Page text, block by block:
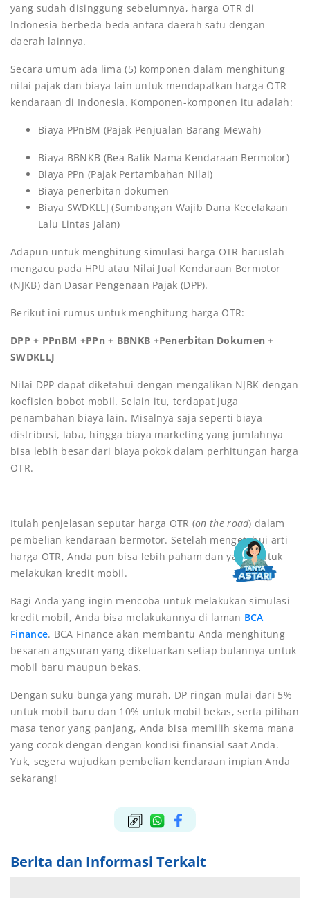
yang sudah disinggung sebelumnya, harga OTR di
Indonesia berbeda-beda antara daerah satu dengan
daerah lainnya.
Secara umum ada lima (5) komponen dalam menghitung
nilai pajak dan biaya lain untuk mendapatkan harga OTR
kendaraan di Indonesia. Komponen-komponen itu adalah:
Biaya PPnBM (Pajak Penjualan Barang Mewah)
Biaya BBNKB (Bea Balik Nama Kendaraan Bermotor)
Biaya PPn (Pajak Pertambahan Nilai)
Biaya penerbitan dokumen
Biaya SWDKLLJ (Sumbangan Wajib Dana Kecelakaan
Lalu Lintas Jalan)
Adapun untuk menghitung simulasi harga OTR haruslah
mengacu pada HPU atau Nilai Jual Kendaraan Bermotor
(NJKB) dan Dasar Pengenaan Pajak (DPP).
Berikut ini rumus untuk menghitung harga OTR:
DPP + PPnBM +PPn + BBNKB +Penerbitan Dokumen +
SWDKLLJ
Nilai DPP dapat diketahui dengan mengalikan NJBK dengan
koefisien bobot mobil. Selain itu, terdapat juga
penambahan biaya lain. Misalnya saja seperti biaya
distribusi, laba, hingga biaya marketing yang jumlahnya
bisa lebih besar dari biaya pokok dalam perhitungan harga
OTR.
Itulah penjelasan seputar harga OTR (on the road) dalam
pembelian kendaraan bermotor. Setelah mengetahui arti
harga OTR, Anda pun bisa lebih paham dan yakin untuk
melakukan kredit mobil.
Bagi Anda yang ingin mencoba untuk melakukan simulasi
kredit mobil, Anda bisa melakukannya di laman BCA
Finance. BCA Finance akan membantu Anda menghitung
besaran angsuran yang dikeluarkan setiap bulannya untuk
mobil baru maupun bekas.
Dengan suku bunga yang murah, DP ringan mulai dari 5%
untuk mobil baru dan 10% untuk mobil bekas, serta pilihan
masa tenor yang panjang, Anda bisa memilih skema mana
yang cocok dengan dengan kondisi finansial saat Anda.
Yuk, segera wujudkan pembelian kendaraan impian Anda
sekarang!
Berita dan Informasi Terkait